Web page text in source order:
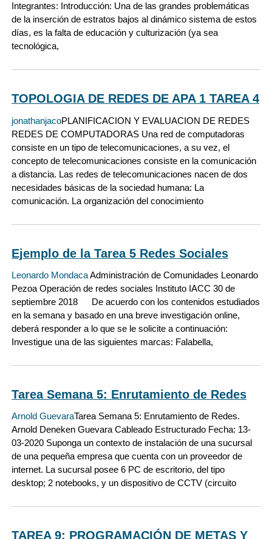
Integrantes: Introducción: Una de las grandes problemáticas
de la inserción de estratos bajos al dinámico sistema de estos
días, es la falta de educación y culturización (ya sea
tecnológica,
TOPOLOGIA DE REDES DE APA 1 TAREA 4
jonathanjacoPLANIFICACION Y EVALUACION DE REDES
REDES DE COMPUTADORAS Una red de computadoras
consiste en un tipo de telecomunicaciones, a su vez, el
concepto de telecomunicaciones consiste en la comunicación
a distancia. Las redes de telecomunicaciones nacen de dos
necesidades básicas de la sociedad humana: La
comunicación. La organización del conocimiento
Ejemplo de la Tarea 5 Redes Sociales
Leonardo MondacaAdministración de Comunidades Leonardo
Pezoa Operación de redes sociales Instituto IACC 30 de
septiembre 2018 De acuerdo con los contenidos estudiados
en la semana y basado en una breve investigación online,
deberá responder a lo que se le solicite a continuación:
Investigue una de las siguientes marcas: Falabella,
Tarea Semana 5: Enrutamiento de Redes
Arnold GuevaraTarea Semana 5: Enrutamiento de Redes.
Arnold Deneken Guevara Cableado Estructurado Fecha: 13-
03-2020 Suponga un contexto de instalación de una sucursal
de una pequeña empresa que cuenta con un proveedor de
internet. La sucursal posee 6 PC de escritorio, del tipo
desktop; 2 notebooks, y un dispositivo de CCTV (circuito
TAREA 9: PROGRAMACIÓN DE METAS Y